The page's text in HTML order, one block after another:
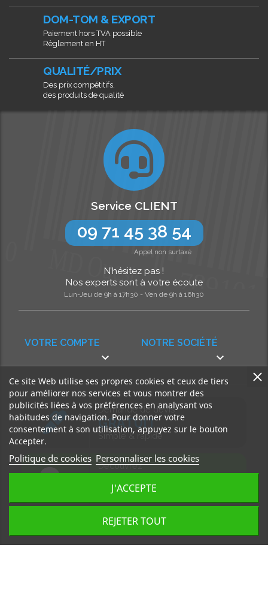
DOM-TOM & EXPORT
Paiement hors TVA possible
Règlement en HT
QUALITÉ/PRIX
Des prix compétitifs,
des produits de qualité
NOTRE SOCIÉTÉ

VOTRE COMPTE

Service CLIENT
09 71 45 38 54
Appel non surtaxé
N’hésitez pas !
Nos experts sont à votre écoute
Lun-Jeu de 9h à 17h30 - Ven de 9h à 16h30
Demande de devis
GRATUIT
Simple & rapide
Découvrez
Accédez à nos articles
Ce site Web utilise ses propres cookies et ceux de tiers
pour améliorer nos services et vous montrer des
publicités liées à vos préférences en analysant vos
habitudes de navigation. Pour donner votre
consentement à son utilisation, appuyez sur le bouton
Accepter.
Politique de cookies Personnaliser les cookies
REJETER TOUT
J'ACCEPTE
Tous droits réservés, MD Ouest © 2026